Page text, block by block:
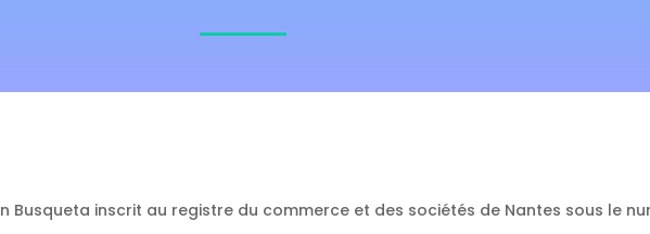
Busqueta inscrit au registre du commerce et des sociétés de Nantes sous le